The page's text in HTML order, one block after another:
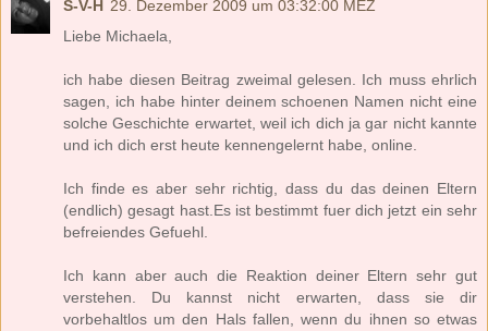
S-V-H 29. Dezember 2009 um 03:32:00 MEZ
Liebe Michaela,
ich habe diesen Beitrag zweimal gelesen. Ich muss ehrlich
sagen, ich habe hinter deinem schoenen Namen nicht eine
solche Geschichte erwartet, weil ich dich ja gar nicht kannte
und ich dich erst heute kennengelernt habe, online.
Ich finde es aber sehr richtig, dass du das deinen Eltern
(endlich) gesagt hast.Es ist bestimmt fuer dich jetzt ein sehr
befreiendes Gefuehl.
Ich kann aber auch die Reaktion deiner Eltern sehr gut
verstehen. Du kannst nicht erwarten, dass sie dir
vorbehaltlos um den Hals fallen, wenn du ihnen so etwas